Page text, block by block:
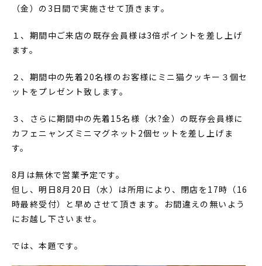
（金）の3日間で実施させて頂きます。
１、期間中ご来店の既存会員様は3倍ポイントを差し上げ
ます。
２、期間中の先着20名様のお客様にミニ猫クッキー３個セ
ットをプレゼント致します。
３、さらに期間中の先着15名様（水?金）の既存会員様に
カフェニャンズミニマグネット2個セットを差し上げま
す。
8月は無休で営業予定です。
但し、明日8月20日（水）は所用により、閉店を17時（16
時最終受付）と早めさせて頂きます。お間違えの無いよう
にお越し下さいませ。
では、本題です。